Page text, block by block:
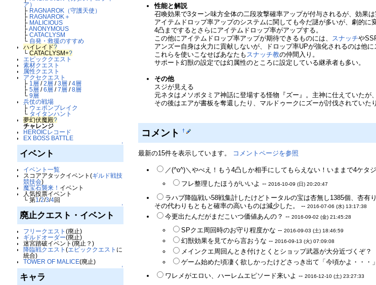
ア）
├ RAGNAROK（守護天使）
├ RAGNAROK＋
├ MALICIOUS
├ANONYMOUS
├ CATACLYSM
└ 自発・救援のすすめ
ハイレイド?
└ CATACLYSM+?
エピッククエスト
素材クエスト
属性クエスト
アクセクエスト
├ 1層/2層/3層/4層
├ 5層/6層/7層/8層
└ 9層
兵仗の戦場
├ ウェポンブレイク
└ タイタンハント
夢幻伏魔殿?
チャレンジ
HEROICレコード
EX BOSS BATTLE
↑
イベント
イベント一覧
スコアアタックイベント(ギルド戦技
競技会)
魔宝石襲来！ イベント
人気投票イベント
└ 第1 /2/3/4回
↑
廃止クエスト・イベント
フリークエスト (廃止)
ギルドオーダー(廃止)
迷宮踏破イベント(廃止？)
降臨戦クエスト (エピッククエスト に
統合)
TOWER OF MALICE(廃止)
↑
キャラ
性能と解説
召喚効果で3ターン味方全体の二段攻撃確率アップが付与されるが、効果は
アイテムドロップ率アップのシステムに関しても今だ謎が多いが、劇的に
4凸までするとさらにアイテムドロップ率がアップする。
この他にアイテムドロップ率アップが期待できるものには、
スナッチや
アンズー自身は火力に貢献しないが、ドロップ率UPが強化されるのは他
これらを使いこなせばあなたも スナッチ教の仲間入り。
サポート幻獣の設定では幻属性のところに設定している継承者も多い。
その他
スジが見える
元ネタはメソポタミア神話に登場する怪物『ズー』。主神に仕えていたが
その後はエアが書板を奪還したり、マルドゥークにズーが討伐されていた
コメント†
最新の15件を表示しています。 コメントページを参照
／(^o^)＼やべえ！もう4凸しか相手にしてもらえない！いままで4ケ
フレ整理したほうがいいよ --2016-10-09 (日) 20:20:47
ラハブ降臨戦い58戦集計したけどトータルの宝は杏無し1385個、杏有
その代わりもともと確率の高いものは減少した。 --2016-07-06 (水) 13:17:38
今更出たんだがまだこいつ価値あんの？ --2016-09-02 (金) 21:45:28
SPクエ周回時のお守り程度かな --2016-09-03 (土) 18:46:59
幻獣効果を見てから言おうな --2016-09-13 (火) 07:09:08
メインクエ周回んとき付けとくとショップ武器が大分近づくぞ
ゲーム始めた頃凄く欲しかったけどさっき出て「今頃かよ・・・
ワレメがエロい、ハーレムエピソード来いよ --2016-12-10 (土) 23:27:33